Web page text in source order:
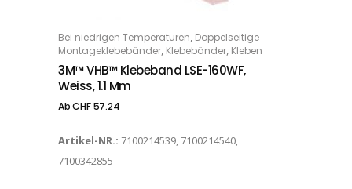
OPTIONS
Bei niedrigen Temperaturen, Doppelseitige
Montageklebebänder, Klebebänder, Kleben
3M™ VHB™ Klebeband LSE-160WF,
Weiss, 1.1 Mm
AbCHF57.24
Artikel-NR.: 7100214539, 7100214540,
7100342855